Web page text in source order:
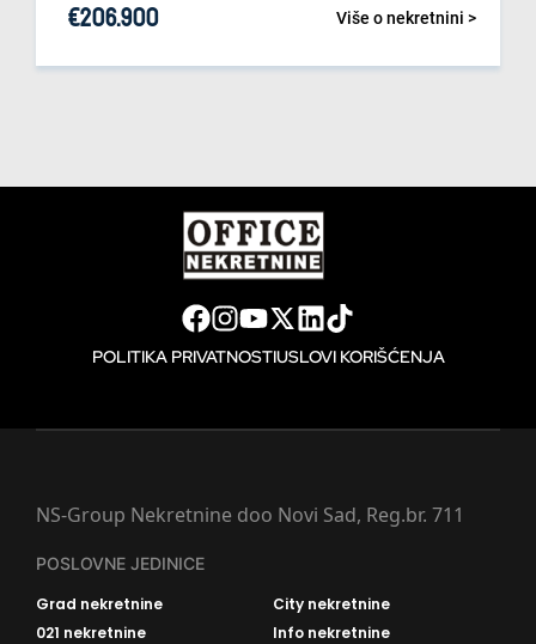
Više o nekretnini >
€206.900
POLITIKA PRIVATNOSTIUSLOVI KORIŠĆENJA
NS-Group Nekretnine doo Novi Sad, Reg.br. 711
POSLOVNE JEDINICE
Grad nekretnine
City nekretnine
021 nekretnine
Info nekretnine